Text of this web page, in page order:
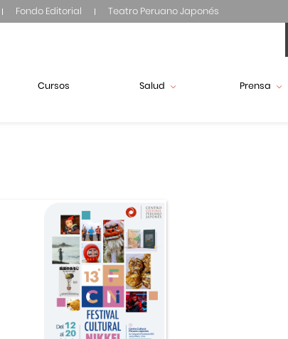
Fondo Editorial Teatro Peruano Japonés
Cursos Salud Prensa